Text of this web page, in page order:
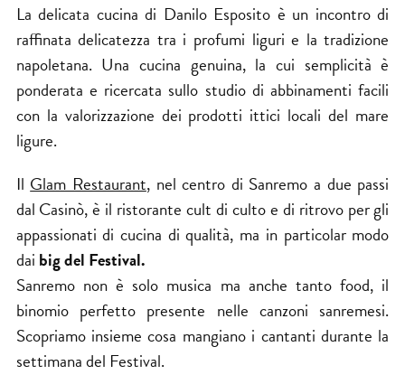
La delicata cucina di Danilo Esposito è un incontro di
raffinata delicatezza tra i profumi liguri e la tradizione
napoletana. Una cucina genuina, la cui semplicità è​
ponderata e ricercata​ sullo studio di abbinamenti​ facili
con la valorizzazione dei prodotti ittici locali del mare
ligure.
Il Glam Restaurant, nel centro​ di Sanremo a due passi
dal Casinò, è il ristorante cult di culto e di ritrovo​ per gli
appassionati di cucina di qualità, ma in particolar modo
dai big del Festival.
Sanremo non è solo musica ma anche tanto food, il
binomio perfetto presente nelle canzoni sanremesi.
Scopriamo insieme cosa mangiano i cantanti durante la
settimana del Festival.